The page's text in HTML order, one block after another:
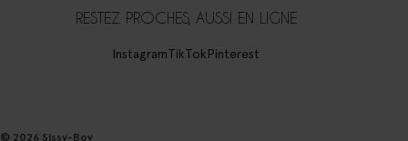
RESTEZ PROCHES, AUSSI EN LIGNE
InstagramTikTokPinterest
© 2026 Sissy-Boy